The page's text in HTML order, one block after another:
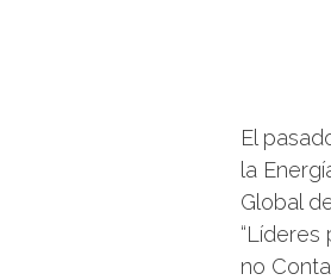
El
la
Global
“Líderes
no